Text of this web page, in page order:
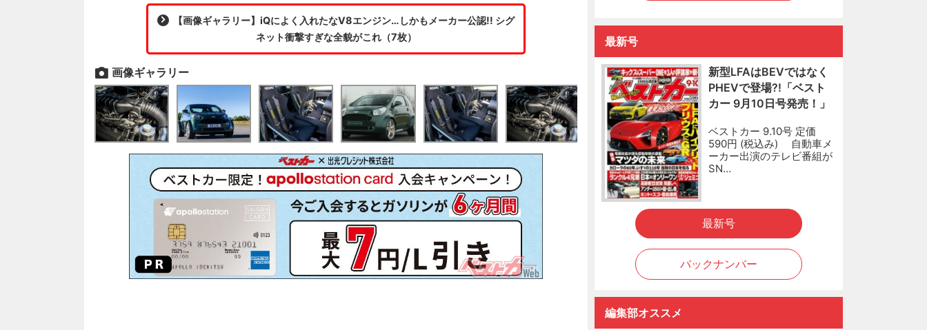
【画像ギャラリー】iQによく入れたなV8エンジン…しかもメーカー公認!! シグ
ネット衝撃すぎな全貌がこれ（7枚）
画像ギャラリー
最新号
新型LFAはBEVではなく
PHEVで登場?!「ベスト
カー 9月10日号発売！」
ベストカー 9.10号 定価
590円 (税込み) 自動車メ
ーカー出演のテレビ番組が
SN…
最新号
バックナンバー
編集部オススメ